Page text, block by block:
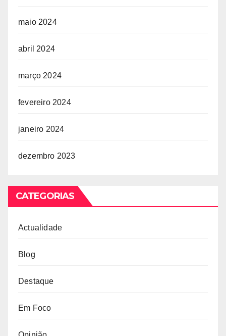
maio 2024
abril 2024
março 2024
fevereiro 2024
janeiro 2024
dezembro 2023
CATEGORIAS
Actualidade
Blog
Destaque
Em Foco